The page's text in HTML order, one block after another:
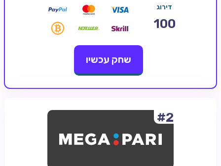
בונוסים בקזינו אונליין
דירוג
100
שחק עכשיו
#2